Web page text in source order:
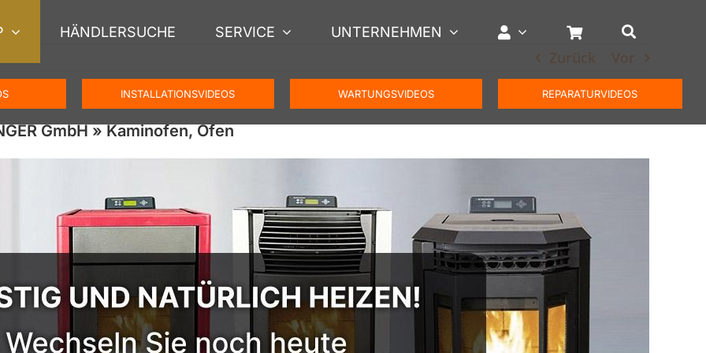
HÄNDLERSUCHE SERVICE UNTERNEHMEN
INSTALLATIONSVIDEOS WARTUNGSVIDEOS REPARATURVIDEOS
Zurück Vor
GmbH » Kaminofen, Ofen